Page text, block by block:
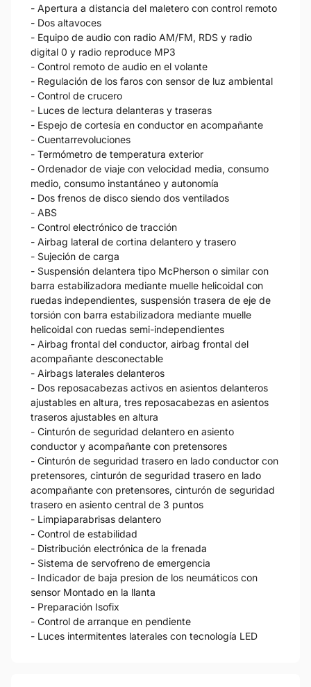
- Apertura a distancia del maletero con control remoto
- Dos altavoces
- Equipo de audio con radio AM/FM, RDS y radio
digital 0 y radio reproduce MP3
- Control remoto de audio en el volante
- Regulación de los faros con sensor de luz ambiental
- Control de crucero
- Luces de lectura delanteras y traseras
- Espejo de cortesía en conductor en acompañante
- Cuentarrevoluciones
- Termómetro de temperatura exterior
- Ordenador de viaje con velocidad media, consumo
medio, consumo instantáneo y autonomía
- Dos frenos de disco siendo dos ventilados
- ABS
- Control electrónico de tracción
- Airbag lateral de cortina delantero y trasero
- Sujeción de carga
- Suspensión delantera tipo McPherson o similar con
barra estabilizadora mediante muelle helicoidal con
ruedas independientes, suspensión trasera de eje de
torsión con barra estabilizadora mediante muelle
helicoidal con ruedas semi-independientes
- Airbag frontal del conductor, airbag frontal del
acompañante desconectable
- Airbags laterales delanteros
- Dos reposacabezas activos en asientos delanteros
ajustables en altura, tres reposacabezas en asientos
traseros ajustables en altura
- Cinturón de seguridad delantero en asiento
conductor y acompañante con pretensores
- Cinturón de seguridad trasero en lado conductor con
pretensores, cinturón de seguridad trasero en lado
acompañante con pretensores, cinturón de seguridad
trasero en asiento central de 3 puntos
- Limpiaparabrisas delantero
- Control de estabilidad
- Distribución electrónica de la frenada
- Sistema de servofreno de emergencia
- Indicador de baja presion de los neumáticos con
sensor Montado en la llanta
- Preparación Isofix
- Control de arranque en pendiente
- Luces intermitentes laterales con tecnología LED